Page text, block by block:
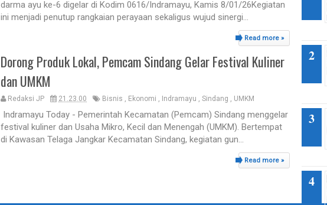
darma ayu ke-6 digelar di Kodim 0616/Indramayu, Kamis 8/01/26Kegiatan
ini menjadi penutup rangkaian perayaan sekaligus wujud sinergi...
Read more »
Dorong Produk Lokal, Pemcam Sindang Gelar Festival Kuliner
dan UMKM
Redaksi JP 21.23.00 Bisnis , Ekonomi , Indramayu , Sindang , UMKM
Indramayu Today - Pemerintah Kecamatan (Pemcam) Sindang menggelar
festival kuliner dan Usaha Mikro, Kecil dan Menengah (UMKM). Bertempat
di Kawasan Telaga Jangkar Kecamatan Sindang, kegiatan gun...
Read more »